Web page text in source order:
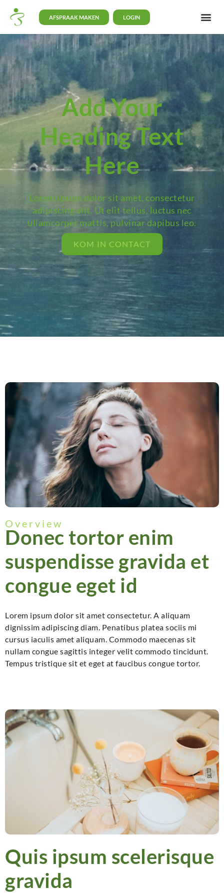
AFSPRAAK MAKEN LOGIN
Add Your
Heading Text
Here
Lorem ipsum dolor sit amet, consectetur
adipiscing elit. Ut elit tellus, luctus nec
ullamcorper mattis, pulvinar dapibus leo.
KOM IN CONTACT
Overview
Donec tortor enim
suspendisse gravida et
congue eget id
Lorem ipsum dolor sit amet consectetur. A aliquam
dignissim adipiscing diam. Penatibus platea sociis mi
cursus iaculis amet aliquam. Commodo maecenas sit
nullam congue sagittis integer velit commodo tincidunt.
Tempus tristique sit et eget at faucibus congue tortor.
Quis ipsum scelerisque
gravida